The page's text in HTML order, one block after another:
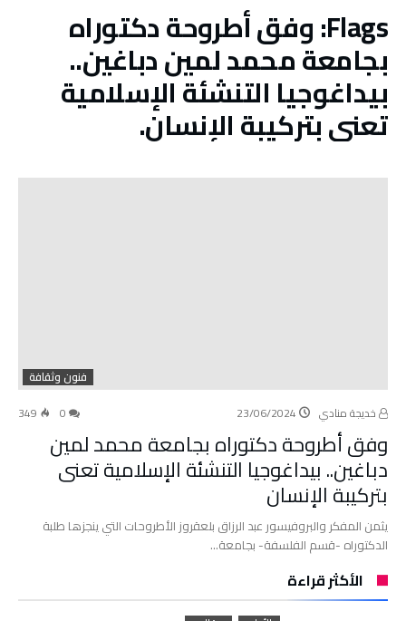
Flags: وفق أطروحة دكتوراه
بجامعة محمد لمين دباغين..
بيداغوجيا التنشئة الإسلامية
تعنى بتركيبة الإنسان.
فنون وثقافة
خديجة منادي
23/06/2024
349
وفق أطروحة دكتوراه بجامعة محمد لمين
دباغين.. بيداغوجيا التنشئة الإسلامية تعنى
بتركيبة الإنسان
يثمن المفكر والبروفيسور عبد الرزاق بلعقروز الأطروحات التي ينجزها طلبة
الدكتوراه -قسم الفلسفة- بجامعة…
الأكثر قراءة